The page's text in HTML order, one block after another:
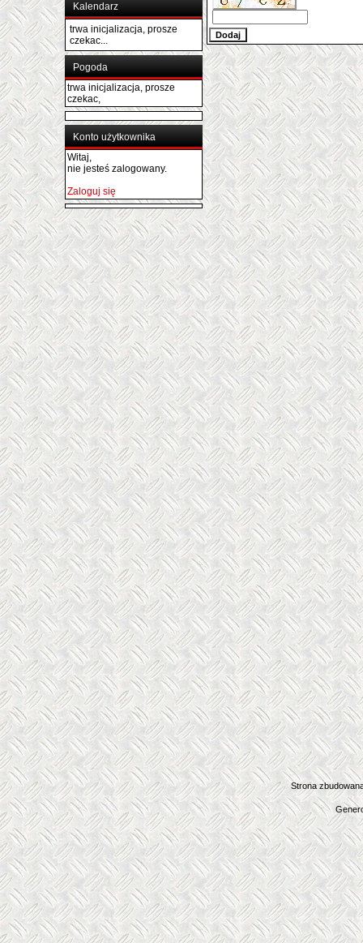
Kalendarz
trwa inicjalizacja, prosze
czekac...
Pogoda
trwa inicjalizacja, prosze
czekac,
Konto użytkownika
Witaj,
nie jesteś zalogowany.
Zaloguj się
Strona